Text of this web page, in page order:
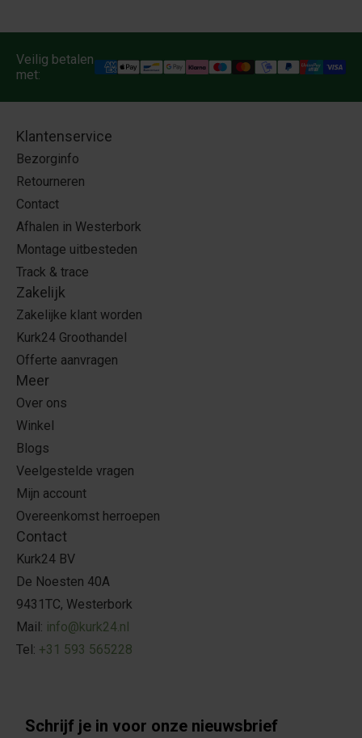
Veilig betalen
met:
Klantenservice
Bezorginfo
Retourneren
Contact
Afhalen in Westerbork
Montage uitbesteden
Track & trace
Zakelijk
Zakelijke klant worden
Kurk24 Groothandel
Offerte aanvragen
Meer
Over ons
Winkel
Blogs
Veelgestelde vragen
Mijn account
Overeenkomst herroepen
Contact
Kurk24 BV
De Noesten 40A
9431TC, Westerbork
Mail: info@kurk24.nl
Tel: +31 593 565228
Schrijf je in voor onze nieuwsbrief